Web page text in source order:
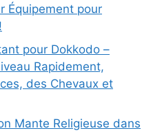
Équipement pour
pour Dokkodo –
Rapidement,
des Chevaux et
Mante Religieuse dans